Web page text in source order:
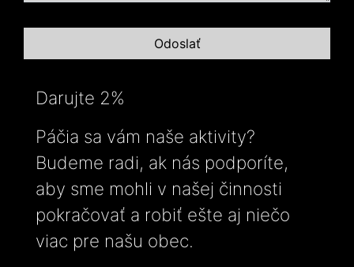
Darujte 2%
Páčia sa vám naše aktivity?
Budeme radi, ak nás podporíte,
aby sme mohli v našej činnosti
pokračovať a robiť ešte aj niečo
viac pre našu obec.